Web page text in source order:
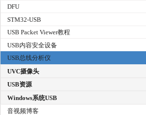
DFU
STM32-USB
USB Packet Viewer教程
USB内容安全设备
USB总线分析仪
UVC摄像头
USB资源
Windows系统USB
音视频博客